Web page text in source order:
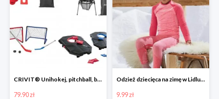
CRIVIT® Unihokej, pitchball, bean bag lub disc golf
79.90 zł
Odzież dziecięca na zimę w Lidlu Online od 9,99 zł
9.99 zł